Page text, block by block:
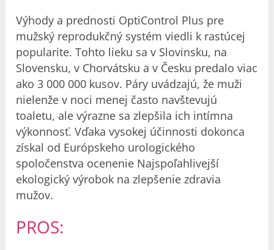
Výhody a prednosti OptiControl Plus pre
mužský reprodukčný systém viedli k rastúcej
popularite. Tohto lieku sa v Slovinsku, na
Slovensku, v Chorvátsku a v Česku predalo viac
ako 3 000 000 kusov. Páry uvádzajú, že muži
nielenže v noci menej často navštevujú
toaletu, ale výrazne sa zlepšila ich intímna
výkonnosť. Vďaka vysokej účinnosti dokonca
získal od Európskeho urologického
spoločenstva ocenenie Najspoľahlivejší
ekologický výrobok na zlepšenie zdravia
mužov.
PROS: